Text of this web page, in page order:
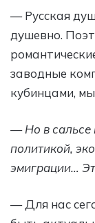
— Русская
душевно.
заводные
кубинцами,
— Но в сальсе
политикой,
эмиграции…
— Для нас